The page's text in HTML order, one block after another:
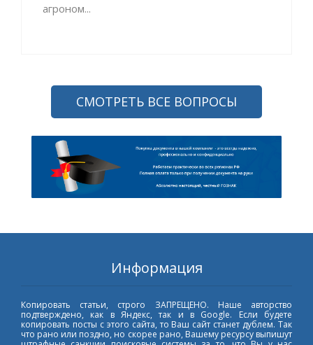
агроном...
СМОТРЕТЬ ВСЕ ВОПРОСЫ
Информация
Копировать статьи, строго ЗАПРЕЩЕНО. Наше авторство
подтверждено, как в Яндекс, так и в Google. Если будете
копировать посты с этого сайта, то Ваш сайт станет дублем. Так
что рано или поздно, но скорее рано, Вашему ресурсу выпишут